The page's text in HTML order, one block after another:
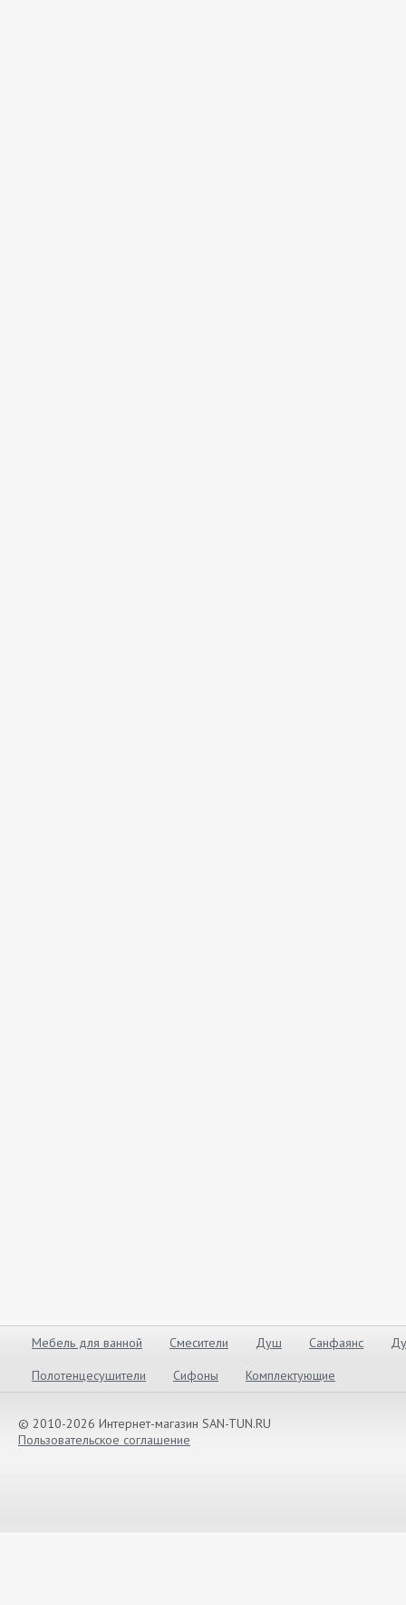
Мебель для ванной Смесители Душ Санфаянс
Полотенцесушители
Сифоны Комплектующие
© 2010-2026 Интернет-магазин SAN-TUN.RU
Пользовательское соглашение